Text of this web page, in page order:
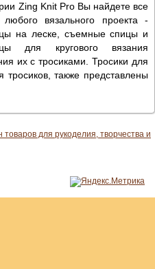
Zing Knit Pro Вы найдете все
вязального проекта -
на леске, съемные спицы и
для кругового вязания
их с тросиками. Тросики для
тросиков, также представлены
товаров для рукоделия, творчества и